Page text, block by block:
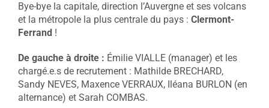
Bye-bye la capitale, direction l’Auvergne et ses volcans
et la métropole la plus centrale du pays : Clermont-
Ferrand !
De gauche à droite : Émilie VIALLE (manager) et les
chargé.e.s de recrutement : Mathilde BRECHARD,
Sandy NEVES, Maxence VERRAUX, Iléana BURLON (en
alternance) et Sarah COMBAS.